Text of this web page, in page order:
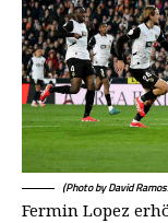
(Photo by David
Fermin Lopez